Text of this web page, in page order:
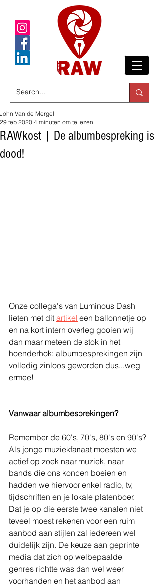
RAWkost | De albumbespreking is
dood!
John Van de Mergel
29 feb 2020 4 minuten om te lezen
Onze collega's van Luminous Dash
lieten met dit artikel een ballonnetje op
en na kort intern overleg gooien wij
dan maar meteen de stok in het
hoenderhok: albumbesprekingen zijn
volledig zinloos geworden dus...weg
ermee!
Vanwaar albumbesprekingen?
Remember de 60's, 70's, 80's en 90's?
Als jonge muziekfanaat moesten we
actief op zoek naar muziek, naar
bands die ons konden boeien en
hadden we hiervoor enkel radio, tv,
tijdschriften en je lokale platenboer.
Dat je op die eerste twee kanalen niet
teveel moest rekenen voor een ruim
aanbod aan stijlen zal iedereen wel
duidelijk zijn. De keuze aan geprinte
media dat zich op welbepaalde
genres richtte was dan wel weer
voorhanden en het aanbod aan